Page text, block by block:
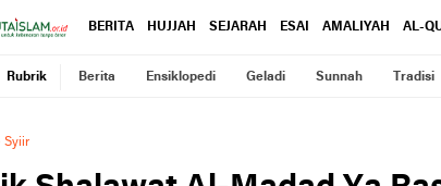
BERITA HUJJAH SEJARAH ESAI AMALIYAH AL-
Rubrik Berita Ensiklopedi Geladi Sunnah Tradisi
Syiir